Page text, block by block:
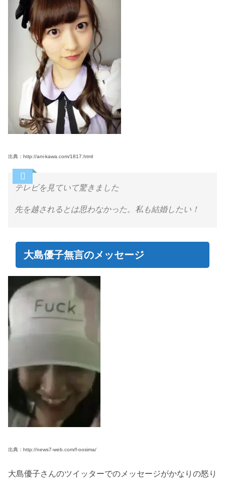
出典：http://ani-kawa.com/1817.html
テレビを見ていて驚きました
先を越されるとは思わなかった。私も結婚したい！
大島優子無言のメッセージ
出典：http://news7-web.com/f-oosima/
大島優子さんのツイッターでのメッセージがかなりの怒り